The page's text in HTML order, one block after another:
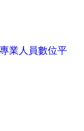
業人員數位平